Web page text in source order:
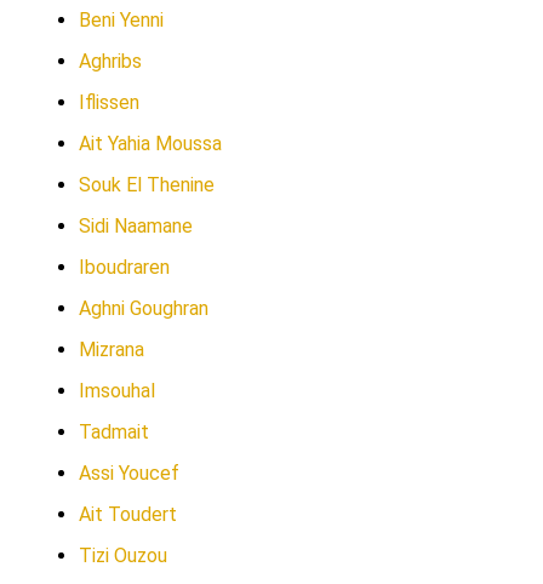
Beni Yenni
Aghribs
Iflissen
Ait Yahia Moussa
Souk El Thenine
Sidi Naamane
Iboudraren
Aghni Goughran
Mizrana
Imsouhal
Tadmait
Assi Youcef
Ait Toudert
Tizi Ouzou